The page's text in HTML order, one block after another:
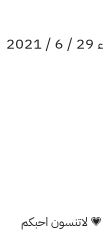
لاتنسون احبكم